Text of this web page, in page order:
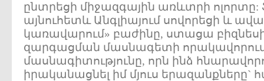
ընտրեցի միջազգային առևտրի ոլորտը:
այնուհետև Անգլիայում սովորեցի և
կառավարում» բաժինը, ստացա
զարգացման մասնագետի
մասնագիտությունը, որն ինձ
իրականացնել իմ մյուս երազանքները`